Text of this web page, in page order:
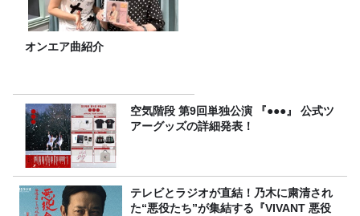
オンエア曲紹介
空気階段 第9回単独公演 『●●●』 公式ツ
アーグッズの詳細発表！
テレビとラジオが直結！乃木に粛清され
た“悪役たち”が集結する『VIVANT 悪役